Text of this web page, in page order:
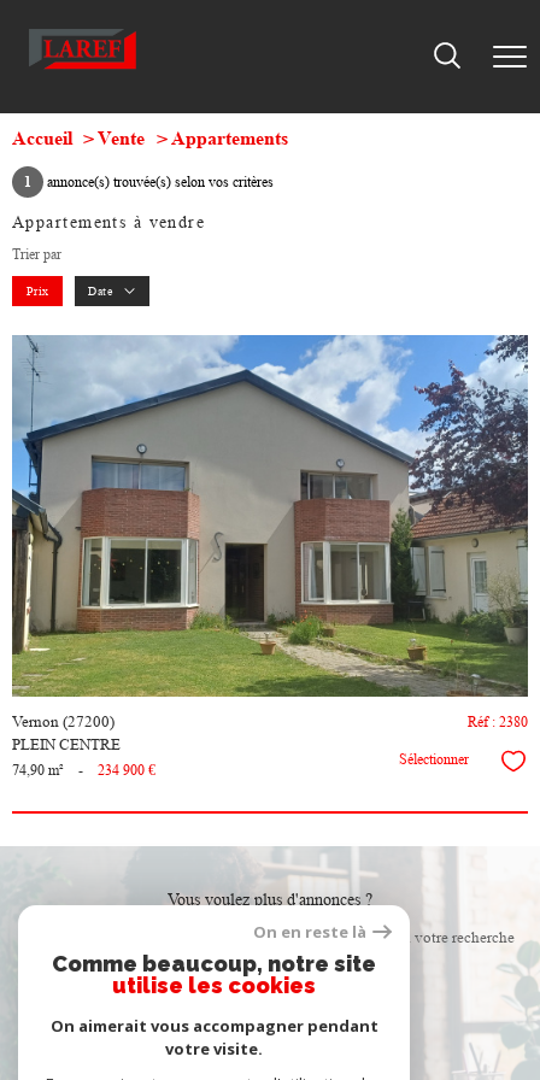
Accueil Vente Appartements
1 annonce(s) trouvée(s) selon vos critères
Appartements à vendre
Trier par
Prix Date
voir le
bien
Vernon (27200)
PLEIN CENTRE
Réf : 2380
74,90 m² - 234 900 €
Sélectionner
Vous voulez plus d'annonces ?
Créer une alerte email et recevez les biens correspondants à votre recherche
dans votre boîte mail !
créer l'alerte
On en reste là
Comme beaucoup, notre site
utilise les cookies
On aimerait vous accompagner pendant
votre visite.